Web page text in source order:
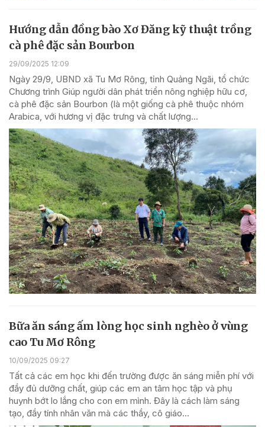
Hướng dẫn đồng bào Xơ Đăng kỹ thuật trồng
cà phê đặc sản Bourbon
29/09/2025 12:09
Ngày 29/9, UBND xã Tu Mơ Rông, tỉnh Quảng Ngãi, tổ chức
Chương trình Giúp người dân phát triển nông nghiệp hữu cơ,
cà phê đặc sản Bourbon (là một giống cà phê thuộc nhóm
Arabica, với hương vị đặc trưng và chất lượng...
Bữa ăn sáng ấm lòng học sinh nghèo ở vùng
cao Tu Mơ Rông
10/09/2025 09:27
Tất cả các em học khi đến trường được ăn sáng miễn phí với
đầy đủ dưỡng chất, giúp các em an tâm học tập và phụ
huynh bớt lo lắng cho con em mình. Đây là cách làm sáng
tạo, đầy tính nhân văn mà các thầy, cô giáo...